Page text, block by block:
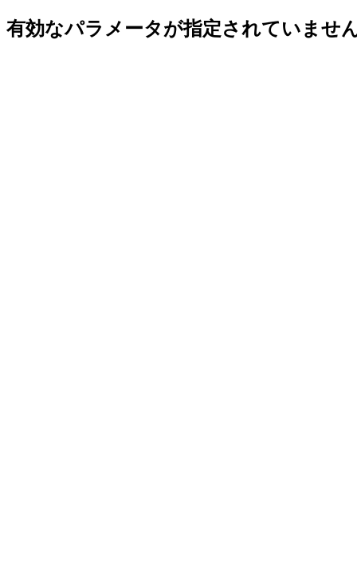
有効なパラメータが指定されていませ